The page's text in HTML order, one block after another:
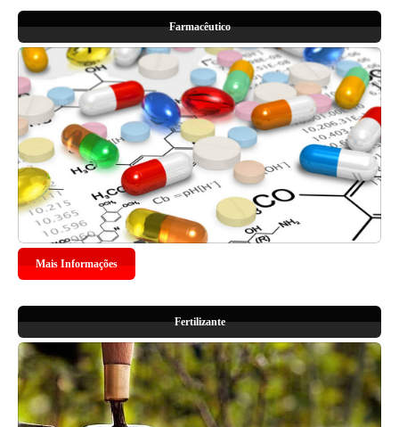
Farmacêutico
Mais Informações
Fertilizante